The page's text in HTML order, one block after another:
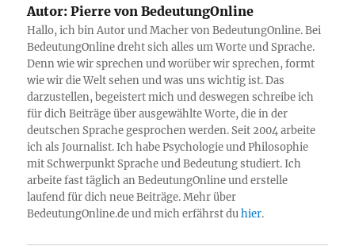
Autor: Pierre von BedeutungOnline
Hallo, ich bin Autor und Macher von BedeutungOnline. Bei
BedeutungOnline dreht sich alles um Worte und Sprache.
Denn wie wir sprechen und worüber wir sprechen, formt
wie wir die Welt sehen und was uns wichtig ist. Das
darzustellen, begeistert mich und deswegen schreibe ich
für dich Beiträge über ausgewählte Worte, die in der
deutschen Sprache gesprochen werden. Seit 2004 arbeite
ich als Journalist. Ich habe Psychologie und Philosophie
mit Schwerpunkt Sprache und Bedeutung studiert. Ich
arbeite fast täglich an BedeutungOnline und erstelle
laufend für dich neue Beiträge. Mehr über
BedeutungOnline.de und mich erfährst duhier.